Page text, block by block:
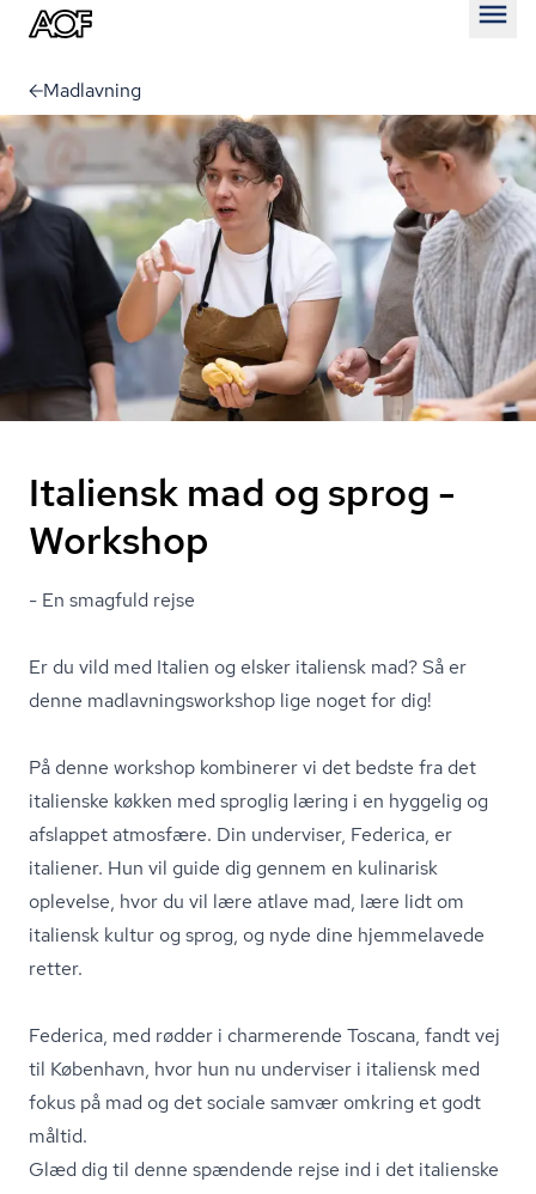
Madlavning
Italiensk mad og sprog -
Workshop
- En smagfuld rejse
Er du vild med Italien og elsker italiensk mad? Så er
denne mad­lav­nings­wor­ks­hop lige noget for dig!
På denne workshop kombinerer vi det bedste fra det
italienske køkken med sproglig læring i en hyggelig og
afslappet atmosfære. Din underviser, Federica, er
italiener. Hun vil guide dig gennem en kulinarisk
oplevelse, hvor du vil lære atlave mad, lære lidt om
italiensk kultur og sprog, og nyde dine hjemmelavede
retter.
Federica, med rødder i charmerende Toscana, fandt vej
til København, hvor hun nu underviser i italiensk med
fokus på mad og det sociale samvær omkring et godt
måltid.
Glæd dig til denne spændende rejse ind i det italienske